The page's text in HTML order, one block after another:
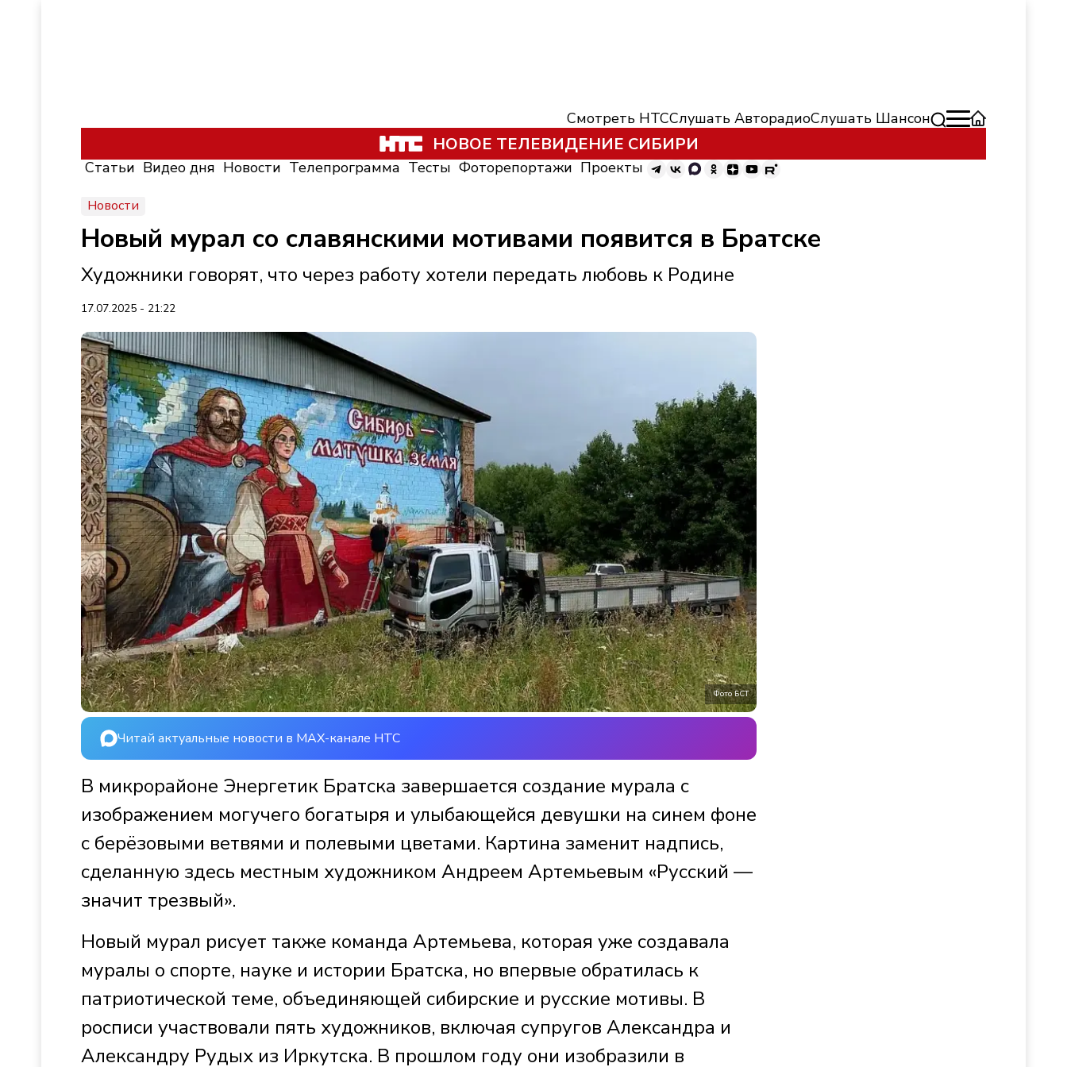
Смотреть НТССлушать АвторадиоСлушать Шансон
НОВОЕ ТЕЛЕВИДЕНИЕ СИБИРИ
Статьи Видео дня Новости Телепрограмма Тесты Фоторепортажи Проекты
Новости
Новый мурал со славянскими мотивами появится в Братске
Художники говорят, что через работу хотели передать любовь к Родине
17.07.2025 - 21:22
Фото БСТ
Читай актуальные новости в MAX-канале НТС
В микрорайоне Энергетик Братска завершается создание мурала с
изображением могучего богатыря и улыбающейся девушки на синем фоне
с берёзовыми ветвями и полевыми цветами. Картина заменит надпись,
сделанную здесь местным художником Андреем Артемьевым «Русский —
значит трезвый».
Новый мурал рисует также команда Артемьева, которая уже создавала
муралы о спорте, науке и истории Братска, но впервые обратилась к
патриотической теме, объединяющей сибирские и русские мотивы. В
росписи участвовали пять художников, включая супругов Александра и
Александру Рудых из Иркутска. В прошлом году они изобразили в